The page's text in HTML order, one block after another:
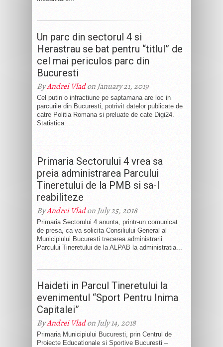
Un parc din sectorul 4 si
Herastrau se bat pentru “titlul” de
cel mai periculos parc din
Bucuresti
ByAndrei Vladon January 21, 2019
Cel putin o infractiune pe saptamana are loc in
parcurile din Bucuresti, potrivit datelor publicate de
catre Politia Romana si preluate de cate Digi24.
Statistica...
Primaria Sectorului 4 vrea sa
preia administrarea Parcului
Tineretului de la PMB si sa-l
reabiliteze
ByAndrei Vladon July 25, 2018
Primaria Sectorului 4 anunta, printr-un comunicat
de presa, ca va solicita Consiliului General al
Municipiului Bucuresti trecerea administrarii
Parcului Tineretului de la ALPAB la administratia...
Haideti in Parcul Tineretului la
evenimentul “Sport Pentru Inima
Capitalei”
ByAndrei Vladon July 14, 2018
Primaria Municipiului Bucuresti, prin Centrul de
Proiecte Educationale si Sportive Bucuresti –